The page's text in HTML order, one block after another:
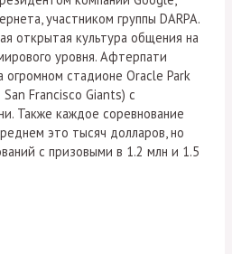
участником группы DARPA.
открытая культура общения на
уровня. Афтерпати
стадионе Oracle Park
Francisco Giants) с
Также каждое соревнование
это тысяч долларов, но
с призовыми в 1.2 млн и 1.5